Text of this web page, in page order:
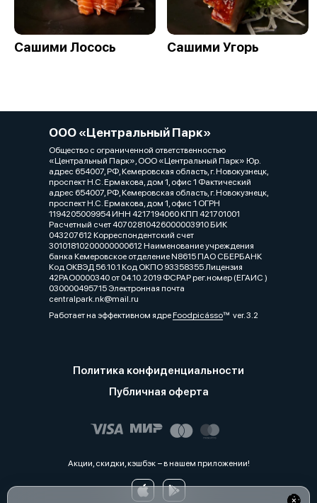
Сашими Лосось Сашими Угорь
ООО «Центральный Парк»
Общество с ограниченной ответственностью
«Центральный Парк», ООО «Центральный Парк» Юр.
адрес 654007, РФ, Кемеровская область, г. Новокузнецк,
проспект Н.С. Ермакова, дом 1, офис 1 Фактический
адрес 654007, РФ, Кемеровская область, г. Новокузнецк,
проспект Н.С. Ермакова, дом 1, офис 1 ОГРН
1194205009954 ИНН 4217194060 КПП 421701001
Расчетный счет 40702810426000003910 БИК
043207612 Корреспондентский счет
30101810200000000612 Наименование учреждения
банка Кемеровское отделение N8615 ПАО СБЕРБАНК
Код ОКВЭД 56.10.1 Код ОКПО 93358355 Лицензия
42РАО0000340 от 04.10.2019 ФСРАР рег.номер (ЕГАИС )
030000495715 Электронная почта
centralpark.nk@mail.ru
Работает на эффективном ядреFoodpicássover. 3.2
Политика конфиденциальности
Публичная оферта
Акции, скидки, кэшбэк − в нашем приложении!